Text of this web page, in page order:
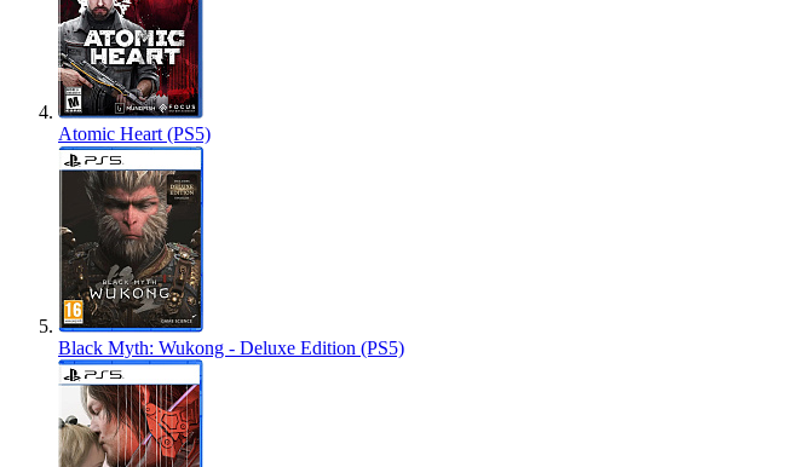
Atomic Heart (PS5)
Black Myth: Wukong - Deluxe Edition (PS5)